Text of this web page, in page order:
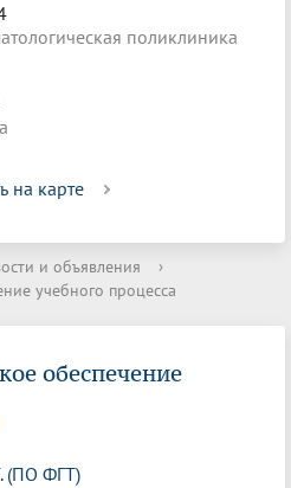
поликлиника
на карте
и объявления
›
учебного процесса
обеспечение
(ПО ФГТ)